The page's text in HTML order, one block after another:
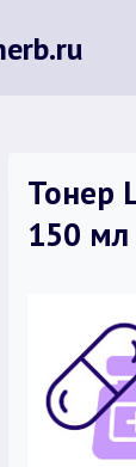
Тонер
150 мл